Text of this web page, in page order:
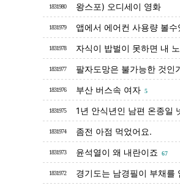
1831980 왕스포) 오디세이 영화
1831979 앱에서 에어컨 사용량 볼수
1831978 자식이 밥벌이 못하면 내
1831977 팔자도망은 불가능한 것인
1831976 부산 버스속 여자 5
1831975 1년 안식년인 남편 온종일
1831974 좀전 아점 먹었어요.
1831973 윤석열이 왜 내란이죠 67
1831972 경기도는 남경필이 부채를